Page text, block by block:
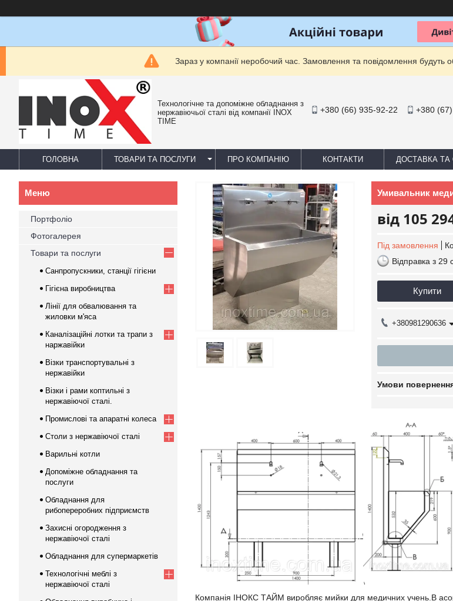
Зараз у компанії неробочий час. Замовлення та повідомлення будуть
Технологічне та допоміжне обладнання з
нержавіючьої сталі від компанії INOX
TIME
+380 (66) 935-92-22 +380
ГОЛОВНА ТОВАРИ ТА ПОСЛУГИ ПРО КОМПАНІЮ КОНТАКТИ ДОСТАВКА ТА
Умивальник
від 105
Під замовлення
Відправка з 29
Купити
+380981290636
Компанія ІНОКС ТАЙМ виробляє мийки для медичних учень.В
Портфоліо
Фотогалерея
Товари та послуги
Санпропускники, станції гігієни
Гігієна виробництва
Лінії для обвалювання та
жиловки м'яса
Каналізаційні лотки та трапи з
наржавійки
Візки транспортувальні з
нержавійки
Візки і рами коптильні з
нержавіючої сталі.
Промислові та апаратні колеса
Столи з нержавіючої сталі
Варильні котли
Допоміжне обладнання та
послуги
Обладнання для
рибопереробних підприємств
Захисні огородження з
нержавіючої сталі
Обладнання для супермаркетів
Технологічні меблі з
нержавіючої сталі